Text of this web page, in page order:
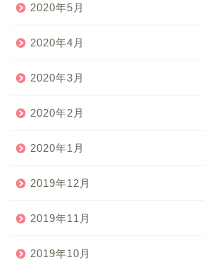
2020年5月
2020年4月
2020年3月
2020年2月
2020年1月
2019年12月
2019年11月
2019年10月